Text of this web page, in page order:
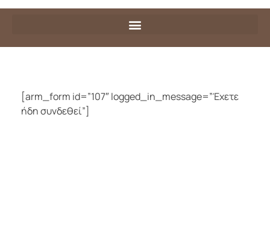
[arm_form id=”107″ logged_in_message=”Έχετε
ήδη συνδεθεί”]